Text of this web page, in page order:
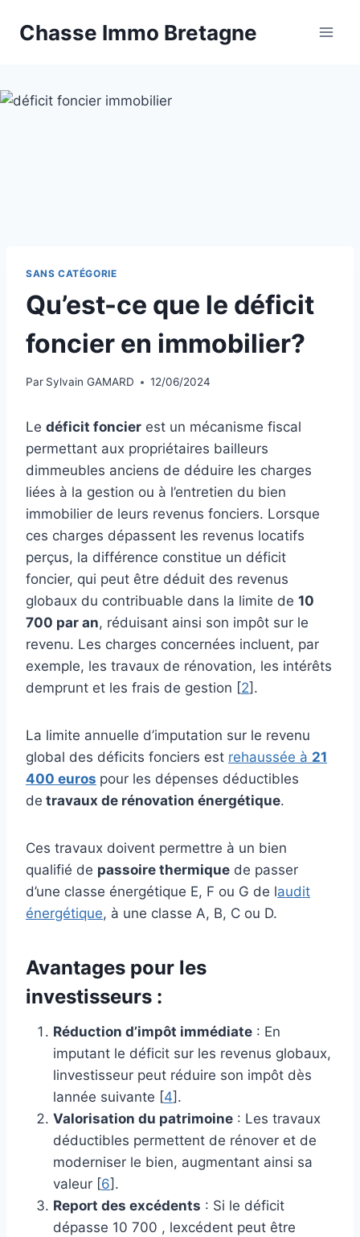
Chasse Immo Bretagne
SANS CATÉGORIE
Qu’est-ce que le déficit
foncier en immobilier?
Par Sylvain GAMARD 12/06/2024
Le déficit foncier est un mécanisme fiscal
permettant aux propriétaires bailleurs
dimmeubles anciens de déduire les charges
liées à la gestion ou à l’entretien du bien
immobilier de leurs revenus fonciers. Lorsque
ces charges dépassent les revenus locatifs
perçus, la différence constitue un déficit
foncier, qui peut être déduit des revenus
globaux du contribuable dans la limite de 10
700 par an, réduisant ainsi son impôt sur le
revenu. Les charges concernées incluent, par
exemple, les travaux de rénovation, les intérêts
demprunt et les frais de gestion [2].
La limite annuelle d’imputation sur le revenu
global des déficits fonciers est rehaussée à 21
400 euros pour les dépenses déductibles
de travaux de rénovation énergétique.
Ces travaux doivent permettre à un bien
qualifié de passoire thermique de passer
d’une classe énergétique E, F ou G de laudit
énergétique, à une classe A, B, C ou D.
Avantages pour les
investisseurs :
Réduction d’impôt immédiate : En
imputant le déficit sur les revenus globaux,
linvestisseur peut réduire son impôt dès
lannée suivante [4].
Valorisation du patrimoine : Les travaux
déductibles permettent de rénover et de
moderniser le bien, augmentant ainsi sa
valeur [6].
Report des excédents : Si le déficit
dépasse 10 700 , lexcédent peut être